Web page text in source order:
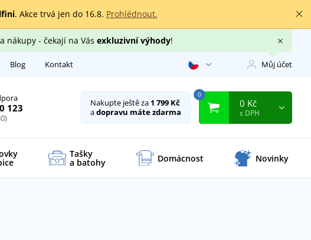
. Akce trvá jen do 16.8. Prohlédnout.
nákupy - čekají na Vás exkluzivní výhody!
Blog Kontakt Můj účet
123 Nakupte ještě za 1 799 Kč
adopravu máte zdarma
0
0 Kč
s DPH
Tašky
a batohy Domácnost Novinky